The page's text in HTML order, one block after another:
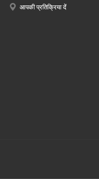
आपकी प्रतिक्रिया दें